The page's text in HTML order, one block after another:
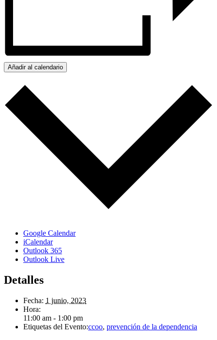
Añadir al calendario
Google Calendar
iCalendar
Outlook 365
Outlook Live
Detalles
Fecha: 1 junio, 2023
Hora:
11:00 am - 1:00 pm
Etiquetas del Evento:ccoo, prevención de la dependencia